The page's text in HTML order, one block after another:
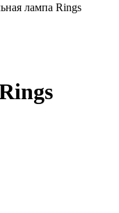
лампа Rings